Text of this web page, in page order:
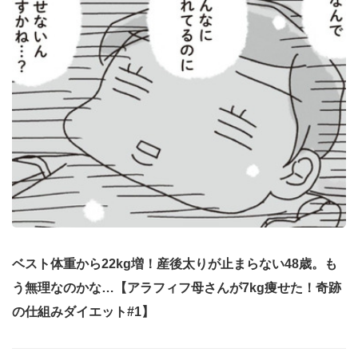
ベスト体重から22kg増！産後太りが止まらない48歳。も
う無理なのかな…【アラフィフ母さんが7kg痩せた！奇跡
の仕組みダイエット#1】